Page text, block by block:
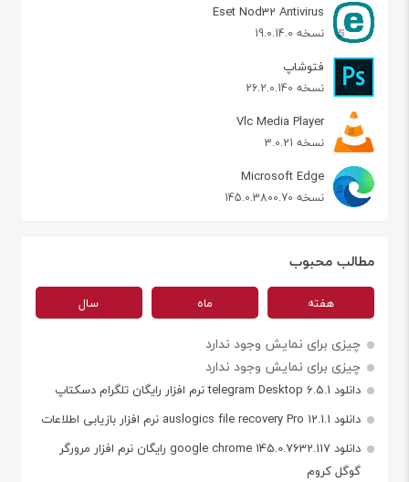
Eset Nod32 Antivirus
نسخه 19.0.14.0
فتوشاپ
نسخه 26.2.0.140
Vlc Media Player
نسخه 3.0.21
Microsoft Edge
نسخه 145.0.3800.70
مطالب محبوب
هفته ماه سال
چیزی برای نمایش وجود ندارد
چیزی برای نمایش وجود ندارد
دانلود telegram Desktop 6.5.1 نرم افزار رایگان تلگرام دسکتاپ
دانلود auslogics file recovery Pro 12.1.1 نرم افزار بازیابی اطلاعات
دانلود google chrome 145.0.7632.117 رایگان نرم افزار مرورگر
گوگل کروم